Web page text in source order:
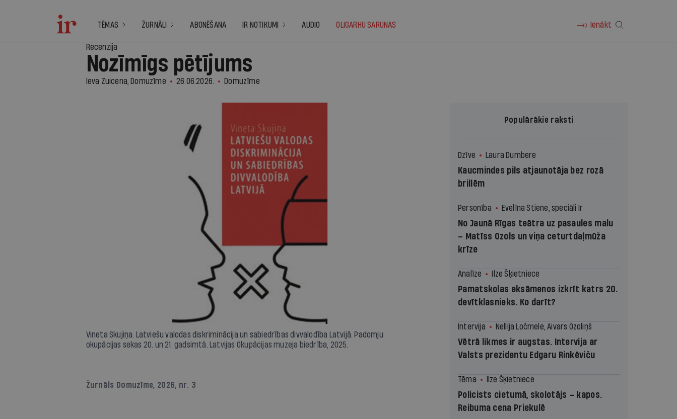
TĒMAS ŽURNĀLI ABONĒŠANA IR NOTIKUMI AUDIO OLIGARHU SARUNAS Ienākt
Recenzija
Nozīmīgs pētījums
Ieva Zuicena, Domuzīme 26.06.2026. Domuzīme
Vineta Skujiņa. Latviešu valodas diskriminācija un sabiedrības divvalodība Latvijā. Padomju
okupācijas sekas 20. un 21. gadsimtā. Latvijas Okupācijas muzeja biedrība, 2025.
Žurnāls Domuzīme, 2026, nr. 3
Populārākie raksti
Dzīve Laura Dumbere
Kaucmindes pils atjaunotāja bez rozā
brillēm
Personība Evelīna Stiene, speciāli Ir
No Jaunā Rīgas teātra uz pasaules malu
– Matīss Ozols un viņa ceturtdaļmūža
krīze
Analīze Ilze Šķietniece
Pamatskolas eksāmenos izkrīt katrs 20.
devītklasnieks. Ko darīt?
Intervija Nellija Ločmele, Aivars Ozoliņš
Vētrā likmes ir augstas. Intervija ar
Valsts prezidentu Edgaru Rinkēviču
Tēma Ilze Šķietniece
Policists cietumā, skolotājs – kapos.
Reibuma cena Priekulē